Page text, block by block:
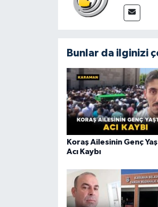
Bunlar da ilginizi
Koraş Ailesinin Genç
Acı Kaybı